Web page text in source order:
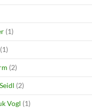
(1)
(1)
(2)
(2)
Vogl (1)